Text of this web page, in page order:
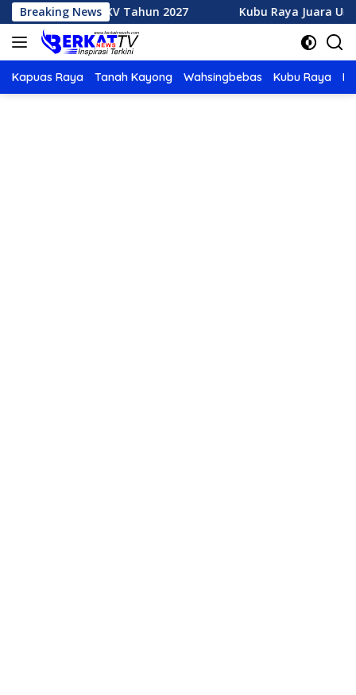
Langsung
ke
konten
Breaking News
XXXV Tahun 2027 Kubu Raya Juara Umum MTQ
Kapuas Raya Tanah Kayong Wahsingbebas Kubu Raya